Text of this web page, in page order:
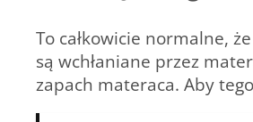
To całkowicie normalne,
są wchłaniane przez
zapach materaca. Aby